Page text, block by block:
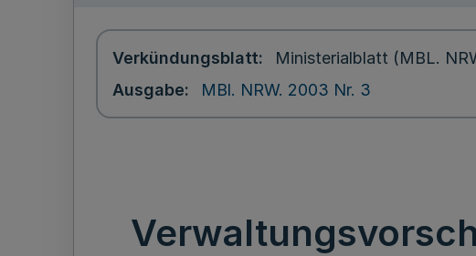
Verkündungsblatt
Ministerialblatt (MBL.
Ausgabe
MBl. NRW. 2003 Nr. 3